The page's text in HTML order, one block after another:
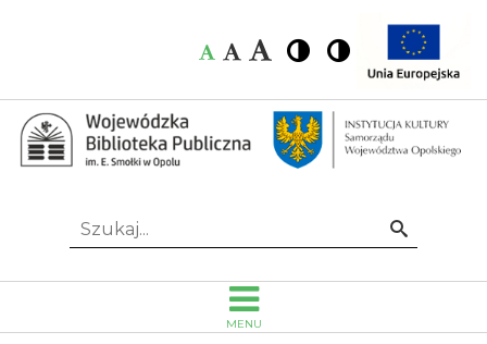
Emanuela
Smołki
w
Opolu
Czcionka:
Czcionka
Czcionka
Czcionka
Wysoki
kontrast
Wysoki
kontrast
Idź
Szukaj...
MENU